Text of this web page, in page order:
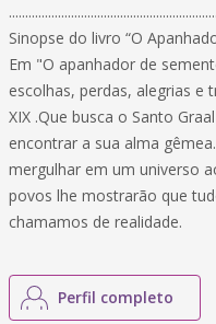
Sinopse do livro “O
Em "O apanhador de
escolhas, perdas, alegrias e
XIX .Que busca o Santo
encontrar a sua alma
mergulhar em um universo
povos lhe mostrarão que
chamamos de realidade.
Perfil completo